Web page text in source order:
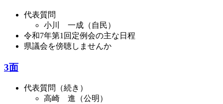
代表質問
小川 一成（自民）
令和7年第1回定例会の主な日程
県議会を傍聴しませんか
3面
代表質問（続き）
高崎 進（公明）